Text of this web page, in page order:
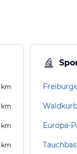
km
km
km
km
Europa-